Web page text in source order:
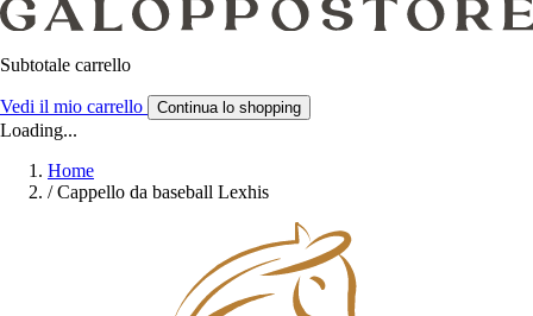
Subtotale carrello
Vedi il mio carrello Continua lo shopping
Loading...
Home
/ Cappello da baseball Lexhis